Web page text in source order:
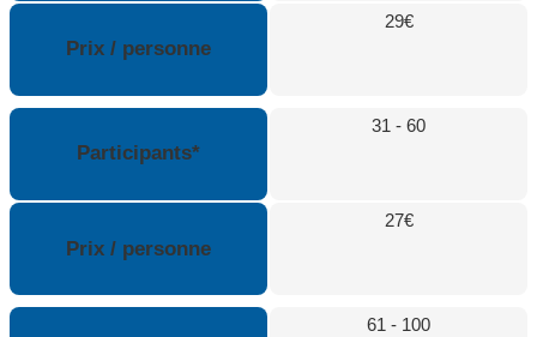
Prix / personne
29€
Participants*
31 - 60
Prix / personne
27€
61 - 100